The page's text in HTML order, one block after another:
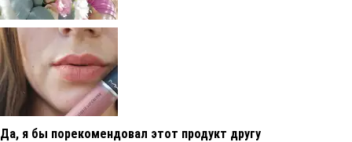
Да, я бы порекомендовал этот продукт другу